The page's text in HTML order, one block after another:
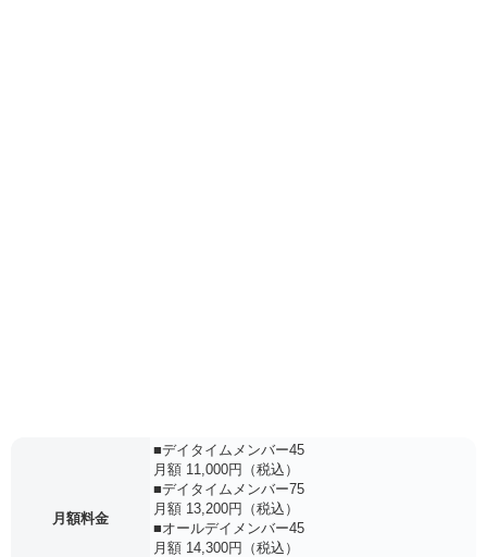
月額料金
■デイタイムメンバー45
月額 11,000円（税込）
■デイタイムメンバー75
月額 13,200円（税込）
■オールデイメンバー45
月額 14,300円（税込）